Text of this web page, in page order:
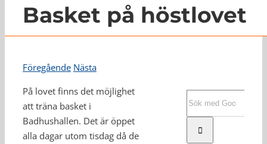
LAG
INFO
Basket på höstlovet
Föregående Nästa
På lovet finns det möjlighet
att träna basket i
Badhushallen. Det är öppet
alla dagar utom tisdag då de